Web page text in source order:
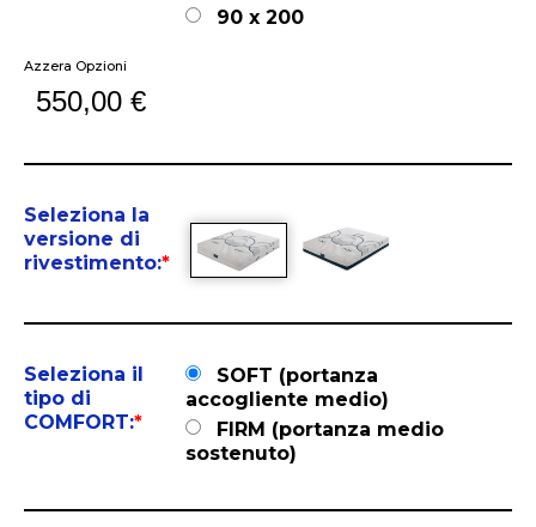
90 x 200
Azzera Opzioni
550,00 €
Seleziona la
versione di
rivestimento:*
Seleziona il
tipo di
COMFORT:*
SOFT (portanza
accogliente medio)
FIRM (portanza medio
sostenuto)